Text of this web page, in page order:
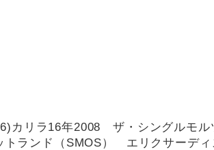
カリラ16年2008 ザ・シングルモル
トランド（SMOS） エリクサーディ